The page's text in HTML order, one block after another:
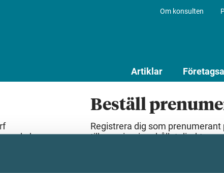
Om konsulten
Artiklar
du har
Beställ
Registrera dig som
till premiuminnehållet direkt.